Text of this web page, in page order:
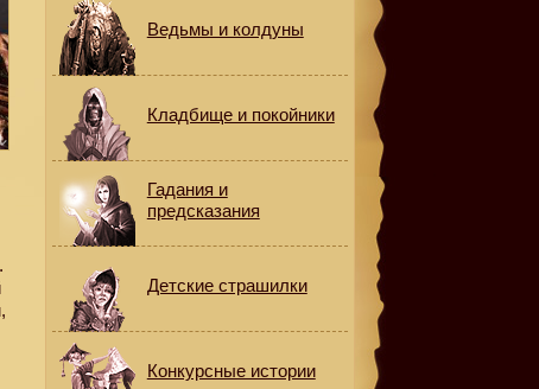
.
Ведьмы и колдуны
Кладбище и покойники
Гадания и
предсказания
Детские страшилки
Конкурсные истории